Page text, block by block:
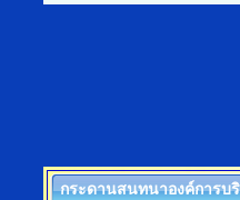
กระดานสนทนาองค์การบ